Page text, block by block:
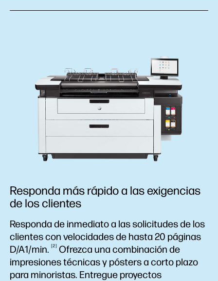
Responda más rápido a las exigencias
de los clientes
Responda de inmediato a las solicitudes de los
clientes con velocidades de hasta 20 páginas
D/A1/min.
2
Ofrezca una combinación de
impresiones técnicas y pósters a corto plazo
para minoristas. Entregue proyectos